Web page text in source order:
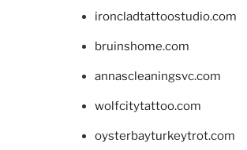
ironcladtattoostudio.com
bruinshome.com
annascleaningsvc.com
wolfcitytattoo.com
oysterbayturkeytrot.com